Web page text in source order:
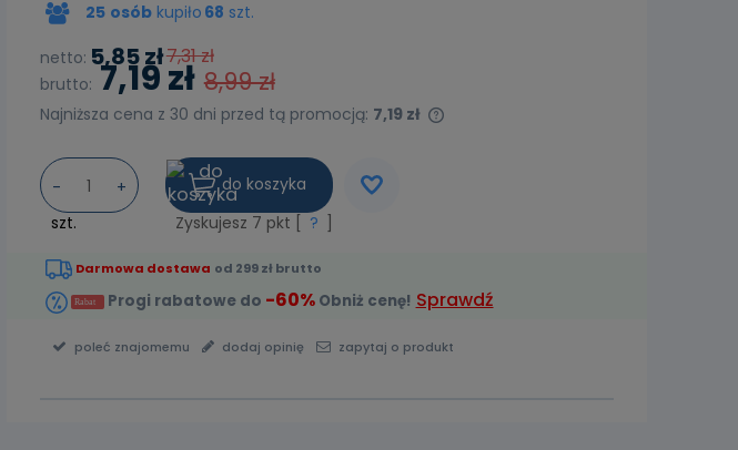
Cena nie zawiera ewentualnych
kosztów płatności
25 osóbkupiło 68 szt.
brutto: 7,19 zł 8,99 zł
netto: 5,85 zł7,31 zł
Najniższa cena z 30 dni przed tą promocją: 7,19 zł
Jeżeli produkt jest sprzedawany krócej
niż 30 dni, wyświetlana jest najniższa
cena od momentu, kiedy produkt
pojawił się w sprzedaży.
-
+
szt.
do koszyka
Zyskujesz 7 pkt [ ?
Darmowa dostawa od 299 zł brutto
Progi rabatowe do -60% Obniż cenę! Sprawdź
zapytaj o produkt
poleć znajomemu dodaj opinię